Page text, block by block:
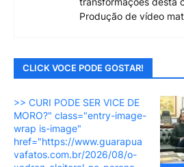
Produção de vídeo
CLICK VOCE PODE GOSTAR!
>> CURI PODE SER VICE DE
MORO?" class="entry-image-
wrap is-image"
href="https://www.guarapua
vafatos.com.br/2026/08/o-